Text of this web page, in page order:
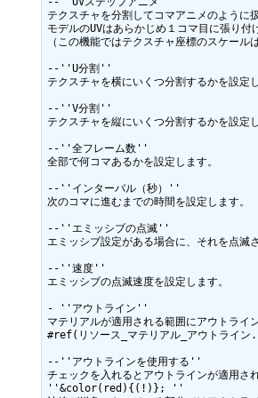
テクスチャを分割してコマアニメのように
モデルのUVはあらかじめ１コマ目に張り付
（この機能ではテクスチャ座標のスケール
--''U分割''
テクスチャを横にいくつ分割するかを設定し
--''V分割''
テクスチャを縦にいくつ分割するかを設定し
--''全フレーム数''
全部で何コマあるかを設定します。
--''インターバル（秒）''
次のコマに進むまでの時間を設定します。
--''エミッシブの点滅''
エミッシブ設定がある場合に、それを点滅
--''速度''
エミッシブの点滅速度を設定します。
- ''アウトライン''
マテリアルが適用される範囲にアウトライ
#ref(リソース_マテリアル_アウトライン
--''アウトラインを使用する''
チェックを入れるとアウトラインが適用され
''&color(red){(!)}; ''